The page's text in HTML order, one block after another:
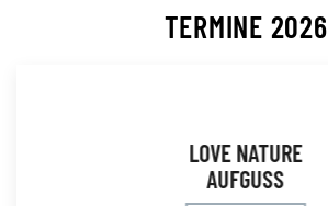
TERMINE 2026
LOVE NATURE
AUFGUSS